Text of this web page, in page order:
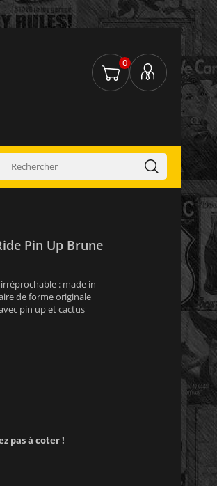
0
Pin Up Brune
: made in
de forme originale
pin up et cactus
pas à coter !